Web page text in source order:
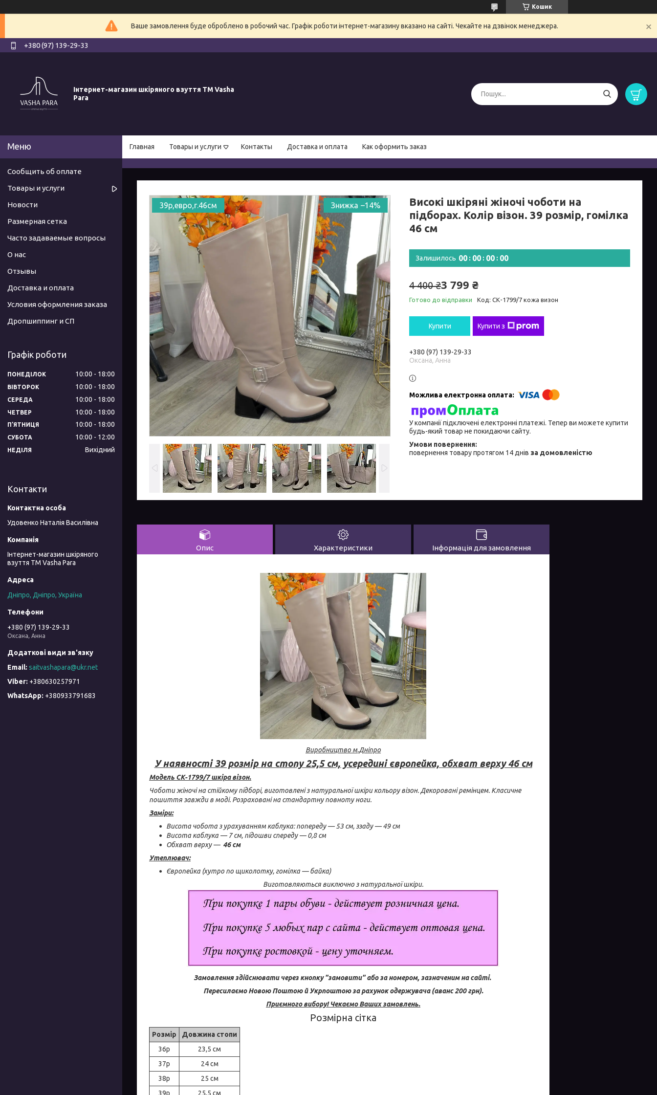
Кошик
Ваше замовлення буде оброблено в робочий час. Графік роботи інтернет-магазину вказано на сайті. Чекайте на дзвінок менеджера.
+380 (97) 139-29-33
Інтернет-магазин шкіряного взуття ТМ Vasha
Para
Главная Товары и услуги Контакты Доставка и оплата Как оформить заказ
39р,евро,г.46см –14%
Високі шкіряні жіночі чоботи на
підборах. Колір візон. 39 розмір, гомілка
46 см
Залишилось 00 00 00 00
4 400 ₴3 799 ₴
Готово до відправки Код: СК-1799/7 кожа визон
Купити Купити з
+380 (97) 139-29-33
Оксана, Анна
У компанії підключені електронні платежі. Тепер ви можете купити
будь-який товар не покидаючи сайту.
повернення товару протягом 14 днів за домовленістю
Опис Характеристики Інформація для замовлення
Виробництво м.Дніпро
У наявності 39 розмір на стопу 25,5 см, усередині європейка, обхват верху 46 см
Модель СК-1799/7 шкіра візон.
Чоботи жіночі на стійкому підборі, виготовлені з натуральної шкіри кольору візон. Декоровані ремінцем. Класичне
пошиття завжди в моді. Розраховані на стандартну повноту ноги.
Заміри:
Висота чобота з урахуванням каблука: попереду — 53 см, ззаду — 49 см
Висота каблука — 7 см, підошви спереду — 0,8 см
Обхват верху — 46 см
Утеплювач:
Європейка (хутро по щиколотку, гомілка — байка)
Виготовляються виключно з натуральної шкіри.
Замовлення здійснювати через кнопку "замовити" або за номером, зазначеним на сайті.
Пересилаємо Новою Поштою й Укрпоштою за рахунок одержувача (аванс 200 грн).
Приємного вибору! Чекаємо Ваших замовлень.
Розмірна сітка
Розмір
Довжина стопи
36р
23,5 см
37р
24 см
38р
25 см
39р
25,5 см
Сообщить об оплате
Товары и услуги
Новости
Размерная сетка
Часто задаваемые вопросы
О нас
Отзывы
Доставка и оплата
Условия оформления заказа
Дропшиппинг и СП
Графік роботи
ПОНЕДІЛОК 10:00 18:00
ВІВТОРОК 10:00 18:00
СЕРЕДА 10:00 18:00
ЧЕТВЕР 10:00 18:00
ПʼЯТНИЦЯ 10:00 18:00
СУБОТА 10:00 12:00
НЕДІЛЯ Вихідний
Контакти
Удовенко Наталія Василівна
Інтернет-магазин шкіряного
взуття ТМ Vasha Para
Дніпро, Дніпро, Україна
+380 (97) 139-29-33
Оксана, Анна
saitvashapara@ukr.net
+380630257971
+380933791683